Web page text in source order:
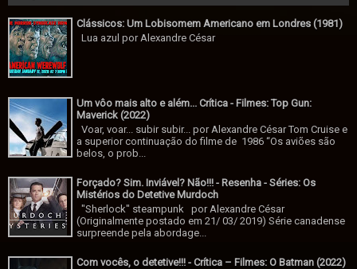
Clássicos: Um Lobisomem Americano em Londres (1981)
Lua azul por Alexandre César
Um vôo mais alto e além... Crítica - Filmes: Top Gun:
Maverick (2022)
Voar, voar... subir subir... por Alexandre César Tom Cruise e
a superior continuação do filme de 1986 “Os aviões são
belos, o prob...
Forçado? Sim. Inviável? Não!!! - Resenha - Séries: Os
Mistérios do Detetive Murdoch
"Sherlock" steampunk por Alexandre César
(Originalmente postado em 21/ 03/ 2019) Série canadense
surpreende pela abordage...
Com vocês, o detetive!!! - Crítica – Filmes: O Batman (2022)